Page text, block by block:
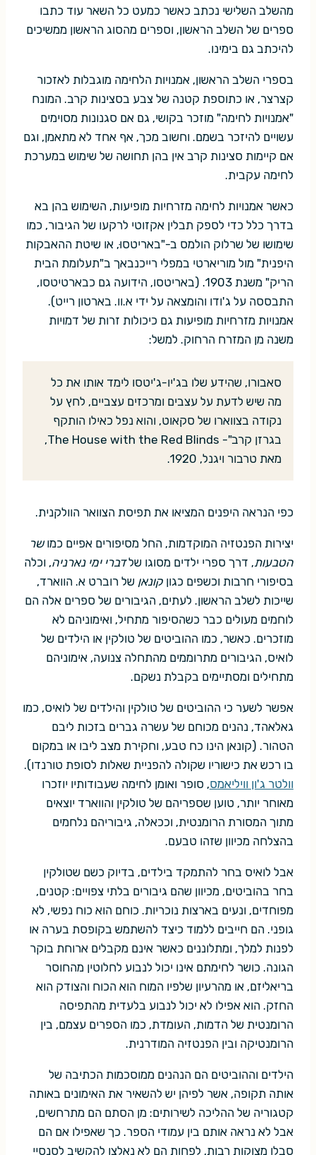
מהשלב השלישי נכתב כאשר כמעט כל השאר עוד כתבו
ספרים של השלב הראשון, וספרים מהסוג הראשון ממשיכים
להיכתב גם בימינו.
בספרי השלב הראשון, אמנויות הלחימה מוגבלות לאזכור
קצרצר, או כתוספת קטנה של צבע בסצינות קרב. המונח
"אמנויות לחימה" מוזכר בקושי, גם אם סגנונות מסוימים
עשויים להיזכר בשמם. וחשוב מכך, אף אחד לא מתאמן, וגם
אם קיימות סצינות קרב אין בהן תחושה של שימוש במערכת
לחימה עקבית.
כאשר אמנויות לחימה מזרחיות מופיעות, השימוש בהן בא
בדרך כלל כדי לספק תבלין אקזוטי לרקעו של הגיבור, כמו
שימושו של שרלוק הולמס ב-"באריטסוּ, או שיטת ההאבקות
היפנית" מול מוריארטי במפלי רייכנבאך ב"תעלומת הבית
הריק" משנת 1903. (באריטסו, הידועה גם כבארטיטסו,
התבססה על ג'ודו והומצאה על ידי א.וו. בארטון רייט).
אמנויות מזרחיות מופיעות גם כיכולות זרות של דמויות
משנה מן המזרח הרחוק. למשל:
סאבורו, שהידע שלו בג'יו-ג'יטסו לימד אותו את כל
מה שיש לדעת על עצבים ומרכזים עצביים, לחץ על
נקודה בצווארו של סקאוט, והוא נפל כאילו הותקף
בגרזן קרב"- The House with the Red Blinds,
מאת טרבור ויגנל, 1920.
כפי הנראה היפנים המציאו את תפיסת הצוואר הוולקנית.
יצירות הפנטזיה המוקדמות, החל מסיפורים אפיים כמושר
הטבעות, דרך ספרי ילדים מסוגו שלדברי ימי נארניה, וכלה
בסיפורי חרבות וכשפים כגוןקונאן של רוברט א. הווארד,
שייכות לשלב הראשון. לעתים, הגיבורים של ספרים אלה הם
לוחמים מעולים כבר כשהסיפור מתחיל, ואימוניהם לא
מוזכרים. כאשר, כמו ההוביטים של טולקין או הילדים של
לואיס, הגיבורים מתרוממים מהתחלה צנועה, אימוניהם
מתחילים ומסתיימים בקבלת נשקם.
אפשר לשער כי ההוביטים של טולקין והילדים של לואיס, כמו
גאלאהד, נהנים מכוחם של עשרה גברים בזכות ליבם
הטהור. (קונאן הינו כח טבע, וחקירת מצב ליבו או במקום
בו רכש את כישוריו שקולה להפניית שאלות לסופת טורנדו).
וולטר ג'ון וויליאמס, סופר ואומן לחימה שעבודותיו יוזכרו
מאוחר יותר, טוען שספריהם של טולקין והווארד יוצאים
מתוך המסורת הרומנטית, וככאלה, גיבוריהם נלחמים
בהצלחה מכיוון שזהו טבעם.
אבל לואיס בחר להתמקד בילדים, בדיוק כשם שטולקין
בחר בהוביטים, מכיוון שהם גיבורים בלתי צפויים: קטנים,
מפוחדים, ונעים בארצות נוכריות. כוחם הוא כוח נפשי, לא
גופני. הם חייבים ללמוד כיצד להשתמש בקופסת בערה או
לפנות למלך, ומתלוננים כאשר אינם מקבלים ארוחת בוקר
הגונה. כושר לחימתם אינו יכול לנבוע לחלוטין מהחוסר
בריאליזם, או מהרעיון שלפיו המוח הוא הכוח והצודק הוא
החזק. הוא אפילו לא יכול לנבוע בלעדית מהתפיסה
הרומנטית של הדמות, העומדת, כמו הספרים עצמם, בין
הרומנטיקה ובין הפנטזיה המודרנית.
הילדים וההוביטים הם הנהנים ממוסכמות הכתיבה של
אותה תקופה, אשר לפיהן יש להשאיר את האימונים באותה
קטגוריה של ההליכה לשירותים: מן הסתם הם מתרחשים,
אבל לא נראה אותם בין עמודי הספר. כך שאפילו אם הם
סבלו מצוקות רבות, לפחות הם לא נאלצו להקשיב לסנסיי